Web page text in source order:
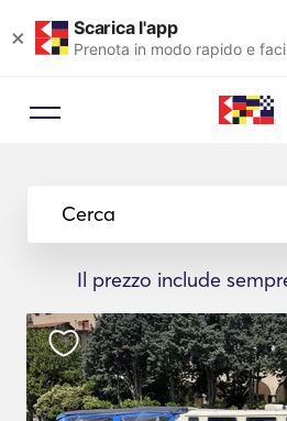
× Scarica l'app
Prenota in modo rapido e
Cerca
Il prezzo include